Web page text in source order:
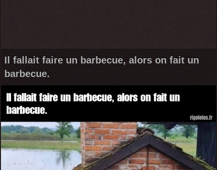
Il fallait faire un barbecue, alors on fait un
barbecue.